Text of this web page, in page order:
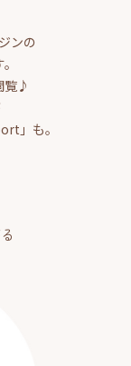
ンの
覧♪
」も。